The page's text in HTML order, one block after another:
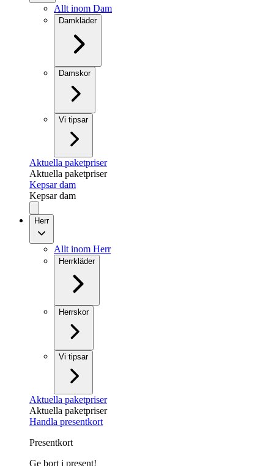
Allt inom Dam
Damkläder
Damskor
Vi tipsar
Aktuella paketpriser
Aktuella paketpriser
Kepsar dam
Kepsar dam
Herr
Allt inom Herr
Herrkläder
Herrskor
Vi tipsar
Aktuella paketpriser
Aktuella paketpriser
Handla presentkort
Presentkort
Ge bort i present!